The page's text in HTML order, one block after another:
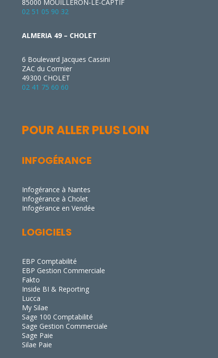
85000 MOUILLERON-LE-CAPTIF
02 51 05 90 32
ALMERIA 49 – CHOLET
6 Boulevard Jacques Cassini
ZAC du Cormier
49300 CHOLET
02 41 75 60 60
POUR ALLER PLUS LOIN
INFOGÉRANCE
Infogérance à Nantes
Infogérance à Cholet
Infogérance en Vendée
LOGICIELS
EBP Comptabilité
EBP Gestion Commerciale
Fakto
Inside BI & Reporting
Lucca
My Silae
Sage 100 Comptabilité
Sage Gestion Commerciale
Sage Paie
Silae Paie